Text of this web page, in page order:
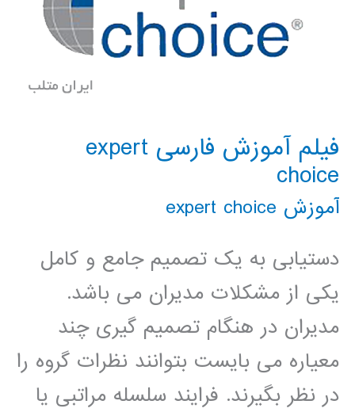
فیلم آموزش فارسی expert
choice
آموزش expert choice
دستیابی به یک تصمیم جامع و کامل
یکی از مشکلات مدیران می باشد.
مدیران در هنگام تصمیم گیری چند
معیاره می بایست بتوانند نظرات گروه را
در نظر بگیرند. فرایند سلسله مراتبی یا